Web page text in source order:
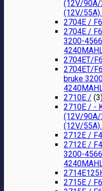
(12V/90A/
(12V/
2704E /
2704E /
3200-
2704ET/
2704ET/
bruke
2710E /
2710E / -
(12V/90A/
(12V/
2712E /
2712E /
3200-
2715E /